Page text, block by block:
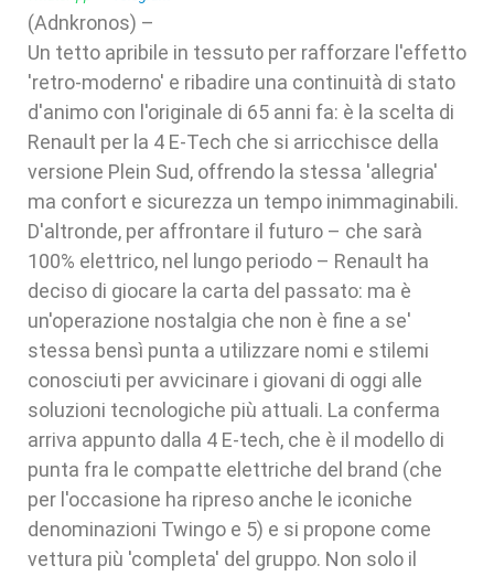
(Adnkronos) –
Un tetto apribile in tessuto per rafforzare l'effetto
'retro-moderno' e ribadire una continuità di stato
d'animo con l'originale di 65 anni fa: è la scelta di
Renault per la 4 E-Tech che si arricchisce della
versione Plein Sud, offrendo la stessa 'allegria'
ma confort e sicurezza un tempo inimmaginabili.
D'altronde, per affrontare il futuro – che sarà
100% elettrico, nel lungo periodo – Renault ha
deciso di giocare la carta del passato: ma è
un'operazione nostalgia che non è fine a se'
stessa bensì punta a utilizzare nomi e stilemi
conosciuti per avvicinare i giovani di oggi alle
soluzioni tecnologiche più attuali. La conferma
arriva appunto dalla 4 E-tech, che è il modello di
punta fra le compatte elettriche del brand (che
per l'occasione ha ripreso anche le iconiche
denominazioni Twingo e 5) e si propone come
vettura più 'completa' del gruppo. Non solo il